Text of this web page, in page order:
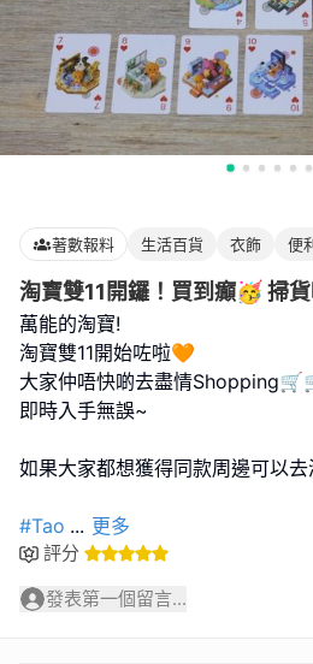
著數報料 生活百貨 衣飾 便
淘寶雙11開鑼！買到癲🥳 掃貨
萬能的淘寶!
淘寶雙11開始咗啦🧡
大家仲唔快啲去盡情
即時入手無誤~
如果大家都想獲得同款周邊可以
#Tao ... 更多
評分
發表第一個留言...